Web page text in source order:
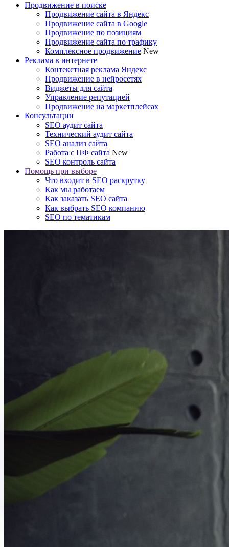
Продвижение в поиске
Продвижение сайта в Яндекс
Продвижение сайта в Google
Продвижение по позициям
Продвижение сайта по трафику
Комплексное продвижение New
Реклама в интернете
Контекстная реклама Яндекс
Продвижение в нейросетях
Виджеты для сайта
Управление репутацией
Продвижение на маркетплейсах
Консультации
SEO аудит сайта
Технический аудит сайта
SEO анализ сайта
Работа с ПФ сайта New
SEO контроль сайта
Помощь при выборе
Что входит в SEO раскрутку
Как мы работаем
Как заказать SEO сайта
Как выбрать SEO компанию
SEO по тематикам